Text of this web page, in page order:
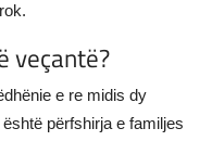
veçantë?
e re midis dy
përfshirja e familjes